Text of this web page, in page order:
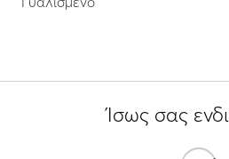
Ίσως σας